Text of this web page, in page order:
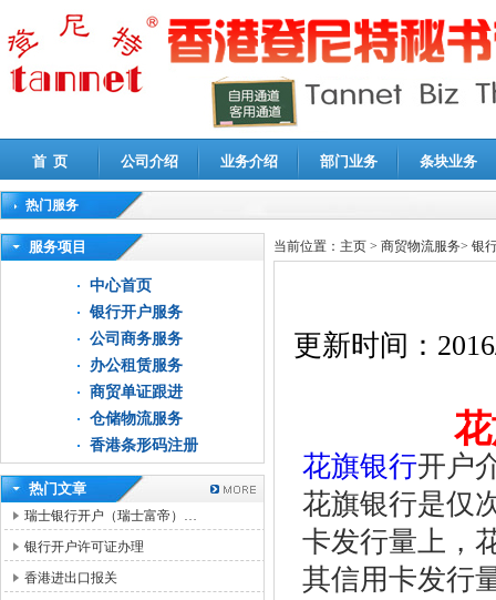
首 页 公司介绍 业务介绍 部门业务 条块业务
热门服务
高新技术企业认定审计|企业所得税汇算清缴申报鉴证
服务项目
中心首页
银行开户服务
公司商务服务
办公租赁服务
商贸单证跟进
仓储物流服务
香港条形码注册
热门文章
瑞士银行开户（瑞士富帝）…
银行开户许可证办理
香港进出口报关
当前位置： 主页 > 商贸物流服务> 银
更新时间：
花旗银行开户
花旗银行是仅
卡发行量上，
其信用卡发行